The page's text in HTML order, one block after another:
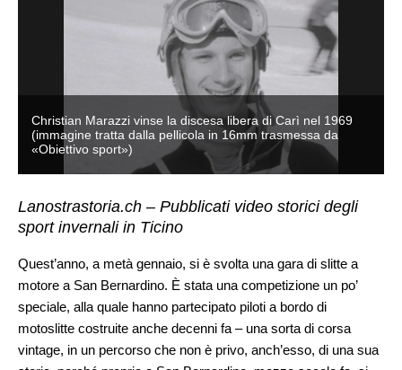
Christian Marazzi vinse la discesa libera di Carì nel 1969
(immagine tratta dalla pellicola in 16mm trasmessa da
«Obiettivo sport»)
Lanostrastoria.ch – Pubblicati video storici degli
sport invernali in Ticino
Quest’anno, a metà gennaio, si è svolta una gara di slitte a
motore a San Bernardino. È stata una competizione un po’
speciale, alla quale hanno partecipato piloti a bordo di
motoslitte costruite anche decenni fa – una sorta di corsa
vintage, in un percorso che non è privo, anch’esso, di una sua